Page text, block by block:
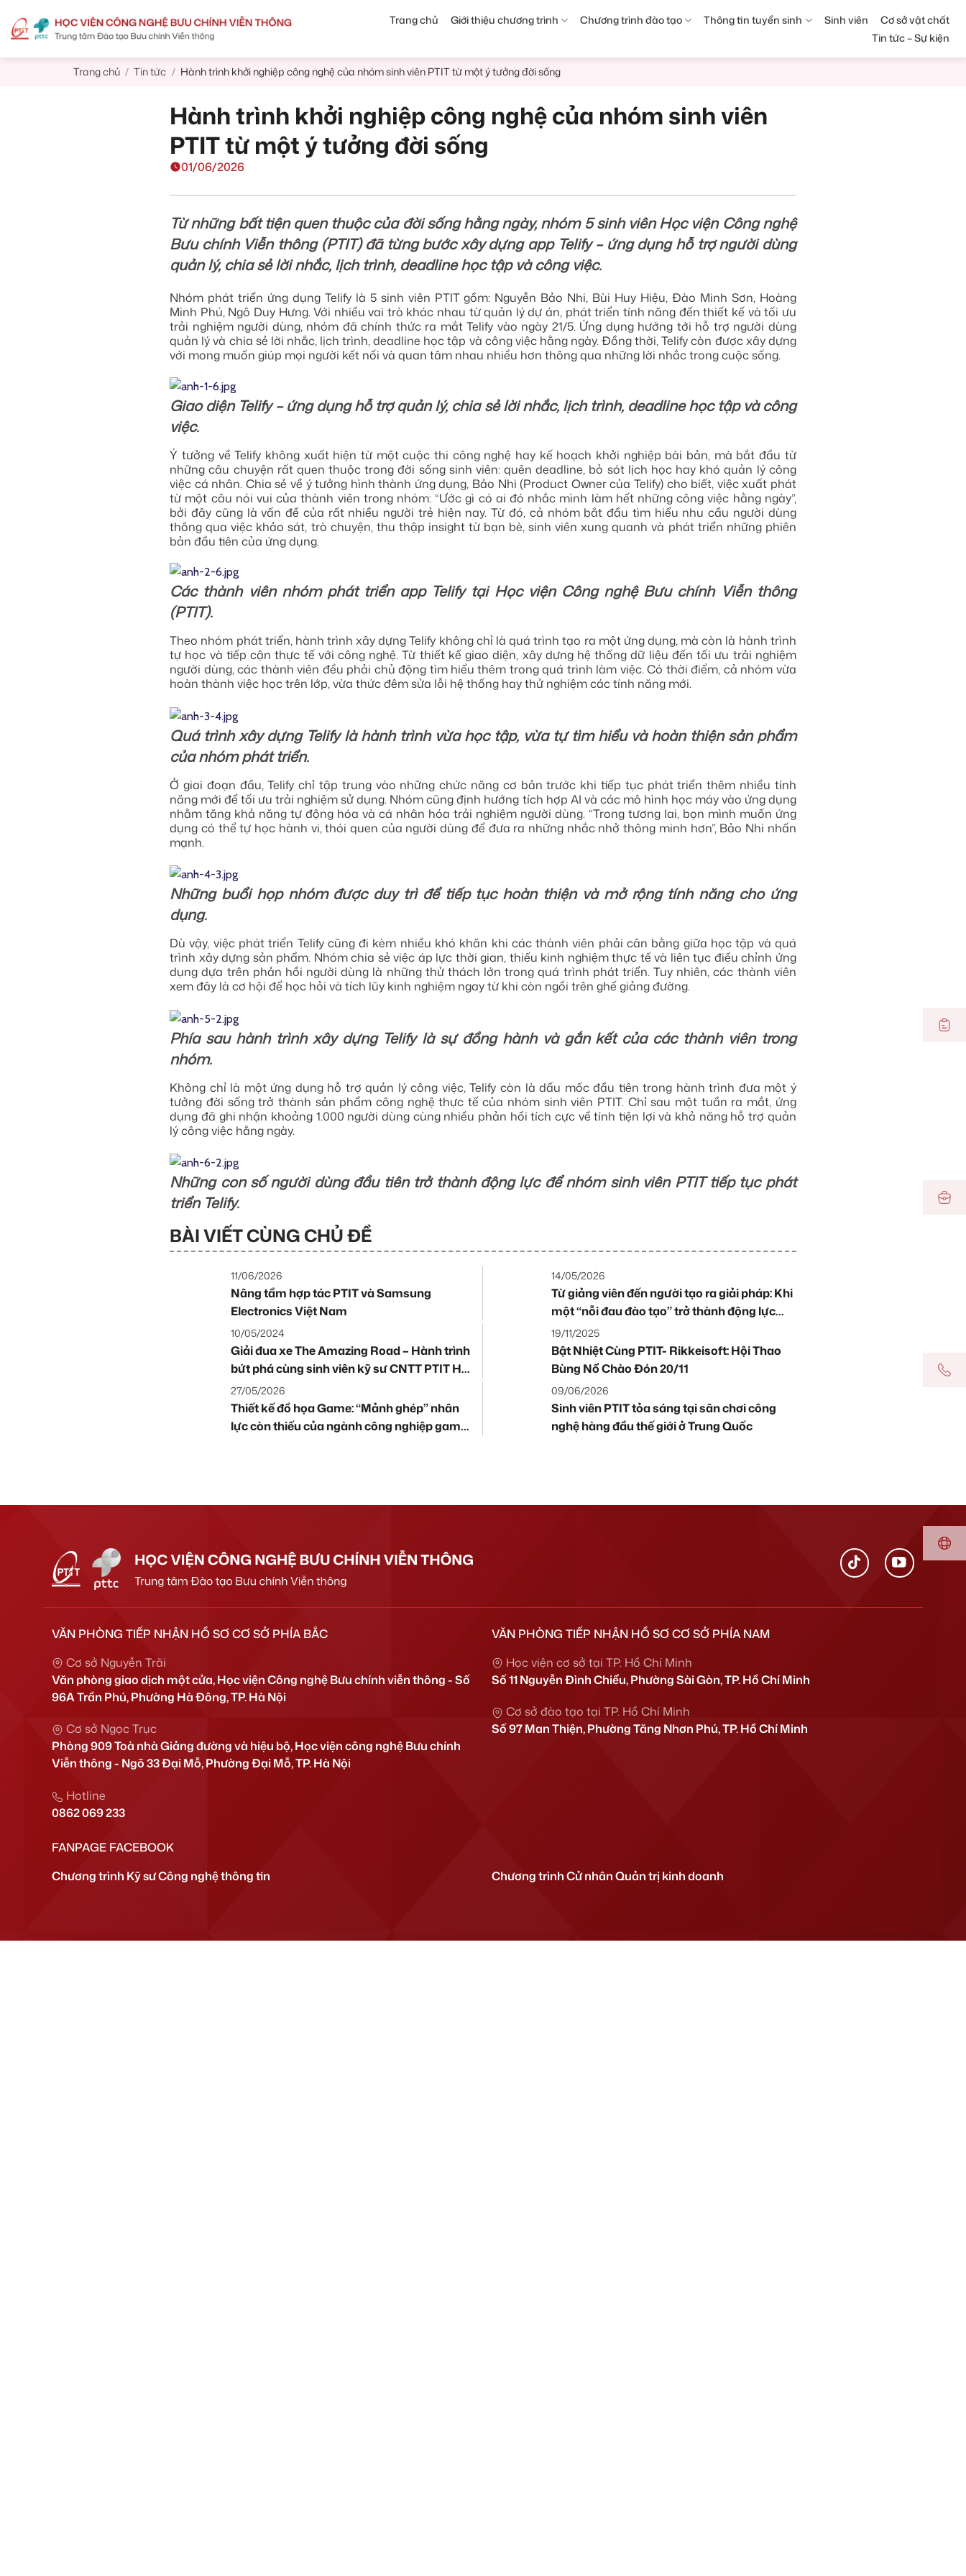
content
Trang chủ Giới thiệu chương trình Chương trình đào tạo Thông tin tuyển sinh Sinh viên
Cơ sở vật chất
Tin tức – Sự kiện
Trang chủ / Tin tức / Hành trình khởi nghiệp công nghệ của nhóm sinh viên PTIT từ một ý tưởng đời sống
01/06/2026
Hành trình khởi nghiệp công nghệ của nhóm sinh viên
PTIT từ một ý tưởng đời sống
Từ những bất tiện quen thuộc của đời sống hằng ngày, nhóm 5 sinh viên Học viện Công nghệ
Bưu chính Viễn thông (PTIT) đã từng bước xây dựng app Telify – ứng dụng hỗ trợ người dùng
quản lý, chia sẻ lời nhắc, lịch trình, deadline học tập và công việc.
Nhóm phát triển ứng dụng Telify là 5 sinh viên PTIT gồm: Nguyễn Bảo Nhi, Bùi Huy Hiệu, Đào Minh Sơn, Hoàng
Minh Phú, Ngô Duy Hưng. Với nhiều vai trò khác nhau từ quản lý dự án, phát triển tính năng đến thiết kế và tối ưu
trải nghiệm người dùng, nhóm đã chính thức ra mắt Telify vào ngày 21/5. Ứng dụng hướng tới hỗ trợ người dùng
quản lý và chia sẻ lời nhắc, lịch trình, deadline học tập và công việc hằng ngày. Đồng thời, Telify còn được xây dựng
với mong muốn giúp mọi người kết nối và quan tâm nhau nhiều hơn thông qua những lời nhắc trong cuộc sống.
Giao diện Telify – ứng dụng hỗ trợ quản lý, chia sẻ lời nhắc, lịch trình, deadline học tập và công
việc.
Ý tưởng về Telify không xuất hiện từ một cuộc thi công nghệ hay kế hoạch khởi nghiệp bài bản, mà bắt đầu từ
những câu chuyện rất quen thuộc trong đời sống sinh viên: quên deadline, bỏ sót lịch học hay khó quản lý công
việc cá nhân. Chia sẻ về ý tưởng hình thành ứng dụng, Bảo Nhi (Product Owner của Telify) cho biết, việc xuất phát
từ một câu nói vui của thành viên trong nhóm: “Ước gì có ai đó nhắc mình làm hết những công việc hằng ngày”,
bởi đây cũng là vấn đề của rất nhiều người trẻ hiện nay. Từ đó, cả nhóm bắt đầu tìm hiểu nhu cầu người dùng
thông qua việc khảo sát, trò chuyện, thu thập insight từ bạn bè, sinh viên xung quanh và phát triển những phiên
bản đầu tiên của ứng dụng.
Các thành viên nhóm phát triển app Telify tại Học viện Công nghệ Bưu chính Viễn thông
(PTIT).
Theo nhóm phát triển, hành trình xây dựng Telify không chỉ là quá trình tạo ra một ứng dụng, mà còn là hành trình
tự học và tiếp cận thực tế với công nghệ. Từ thiết kế giao diện, xây dựng hệ thống dữ liệu đến tối ưu trải nghiệm
người dùng, các thành viên đều phải chủ động tìm hiểu thêm trong quá trình làm việc. Có thời điểm, cả nhóm vừa
hoàn thành việc học trên lớp, vừa thức đêm sửa lỗi hệ thống hay thử nghiệm các tính năng mới.
Quá trình xây dựng Telify là hành trình vừa học tập, vừa tự tìm hiểu và hoàn thiện sản phẩm
của nhóm phát triển.
Ở giai đoạn đầu, Telify chỉ tập trung vào những chức năng cơ bản trước khi tiếp tục phát triển thêm nhiều tính
năng mới để tối ưu trải nghiệm sử dụng. Nhóm cũng định hướng tích hợp AI và các mô hình học máy vào ứng dụng
nhằm tăng khả năng tự động hóa và cá nhân hóa trải nghiệm người dùng. “Trong tương lai, bọn mình muốn ứng
dụng có thể tự học hành vi, thói quen của người dùng để đưa ra những nhắc nhở thông minh hơn”, Bảo Nhi nhấn
mạnh.
Những buổi họp nhóm được duy trì để tiếp tục hoàn thiện và mở rộng tính năng cho ứng
dụng.
Dù vậy, việc phát triển Telify cũng đi kèm nhiều khó khăn khi các thành viên phải cân bằng giữa học tập và quá
trình xây dựng sản phẩm. Nhóm chia sẻ việc áp lực thời gian, thiếu kinh nghiệm thực tế và liên tục điều chỉnh ứng
dụng dựa trên phản hồi người dùng là những thử thách lớn trong quá trình phát triển. Tuy nhiên, các thành viên
xem đây là cơ hội để học hỏi và tích lũy kinh nghiệm ngay từ khi còn ngồi trên ghế giảng đường.
Phía sau hành trình xây dựng Telify là sự đồng hành và gắn kết của các thành viên trong
nhóm.
Không chỉ là một ứng dụng hỗ trợ quản lý công việc, Telify còn là dấu mốc đầu tiên trong hành trình đưa một ý
tưởng đời sống trở thành sản phẩm công nghệ thực tế của nhóm sinh viên PTIT. Chỉ sau một tuần ra mắt, ứng
dụng đã ghi nhận khoảng 1.000 người dùng cùng nhiều phản hồi tích cực về tính tiện lợi và khả năng hỗ trợ quản
lý công việc hằng ngày.
Những con số người dùng đầu tiên trở thành động lực để nhóm sinh viên PTIT tiếp tục phát
triển Telify.
BÀI VIẾT CÙNG CHỦ ĐỀ
11/06/2026
Nâng tầm hợp tác PTIT và Samsung
Electronics Việt Nam
14/05/2026
Từ giảng viên đến người tạo ra giải pháp: Khi
một “nỗi đau đào tạo” trở thành động lực
xây dựng RAIA tại Rikkei Education
10/05/2024
Giải đua xe The Amazing Road – Hành trình
bứt phá cùng sinh viên kỹ sư CNTT PTIT Hà
Nội
19/11/2025
Bật Nhiệt Cùng PTIT- Rikkeisoft: Hội Thao
Bùng Nổ Chào Đón 20/11
27/05/2026
Thiết kế đồ họa Game: “Mảnh ghép” nhân
lực còn thiếu của ngành công nghiệp game
09/06/2026
Sinh viên PTIT tỏa sáng tại sân chơi công
nghệ hàng đầu thế giới ở Trung Quốc
VĂN PHÒNG TIẾP NHẬN HỒ SƠ CƠ SỞ PHÍA BẮC
Cơ sở Nguyễn Trãi
Văn phòng giao dịch một cửa, Học viện Công nghệ Bưu chính viễn thông - Số
96A Trần Phú, Phường Hà Đông, TP. Hà Nội
Cơ sở Ngọc Trục
Phòng 909 Toà nhà Giảng đường và hiệu bộ, Học viện công nghệ Bưu chính
Viễn thông - Ngõ 33 Đại Mỗ, Phường Đại Mỗ, TP. Hà Nội
Hotline
0862 069 233
VĂN PHÒNG TIẾP NHẬN HỒ SƠ CƠ SỞ PHÍA NAM
Học viện cơ sở tại TP. Hồ Chí Minh
Số 11 Nguyễn Đình Chiểu, Phường Sài Gòn, TP. Hồ Chí Minh
Cơ sở đào tạo tại TP. Hồ Chí Minh
Số 97 Man Thiện, Phường Tăng Nhơn Phú, TP. Hồ Chí Minh
FANPAGE FACEBOOK
Chương trình Kỹ sư Công nghệ thông tin
Chương trình Cử nhân Quản trị kinh doanh